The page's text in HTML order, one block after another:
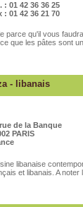
: 01 42 36 36 25
: 01 42 36 21 70
parce qu'il vous
que les pâtes sont
- libanais
de la Banque
PARIS
libanaise
et libanais. A